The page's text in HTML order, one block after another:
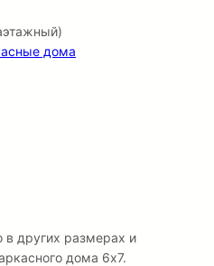
дома
в других размерах и
дома 6х7.